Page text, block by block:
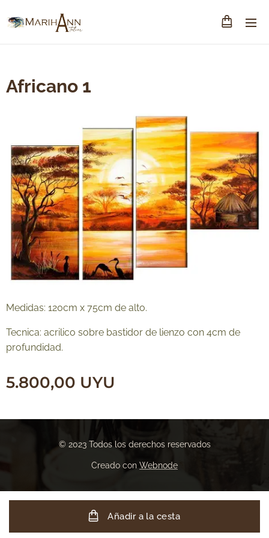
Africano 1
Medidas: 120cm x 75cm de alto.
Tecnica: acrilico sobre bastidor de lienzo con 4cm de
profundidad.
5.800,00 UYU
Añadir a la cesta
© 2023 Todos los derechos reservados
Creado con Webnode